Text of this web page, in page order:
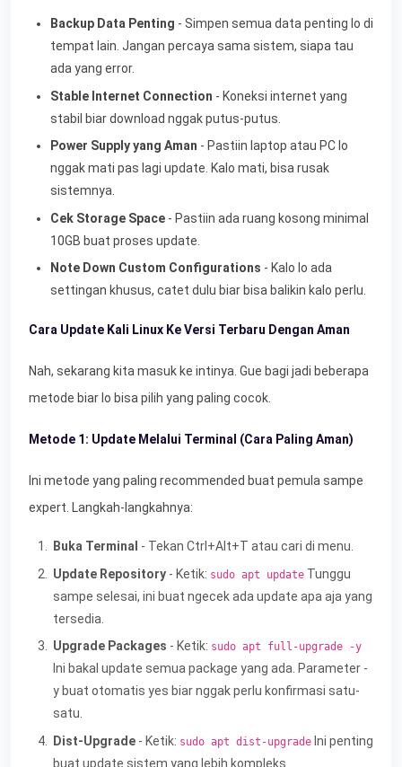
Backup Data Penting - Simpen semua data penting lo di
tempat lain. Jangan percaya sama sistem, siapa tau
ada yang error.
Stable Internet Connection - Koneksi internet yang
stabil biar download nggak putus-putus.
Power Supply yang Aman - Pastiin laptop atau PC lo
nggak mati pas lagi update. Kalo mati, bisa rusak
sistemnya.
Cek Storage Space - Pastiin ada ruang kosong minimal
10GB buat proses update.
Note Down Custom Configurations - Kalo lo ada
settingan khusus, catet dulu biar bisa balikin kalo perlu.
Cara Update Kali Linux Ke Versi Terbaru Dengan Aman
Nah, sekarang kita masuk ke intinya. Gue bagi jadi beberapa
metode biar lo bisa pilih yang paling cocok.
Metode 1: Update Melalui Terminal (Cara Paling Aman)
Ini metode yang paling recommended buat pemula sampe
expert. Langkah-langkahnya:
Buka Terminal - Tekan Ctrl+Alt+T atau cari di menu.
Update Repository - Ketik: sudo apt update Tunggu
sampe selesai, ini buat ngecek ada update apa aja yang
tersedia.
Upgrade Packages - Ketik: sudo apt full-upgrade -y
Ini bakal update semua package yang ada. Parameter -
y buat otomatis yes biar nggak perlu konfirmasi satu-
satu.
Dist-Upgrade - Ketik: sudo apt dist-upgrade Ini penting
buat update sistem yang lebih kompleks.